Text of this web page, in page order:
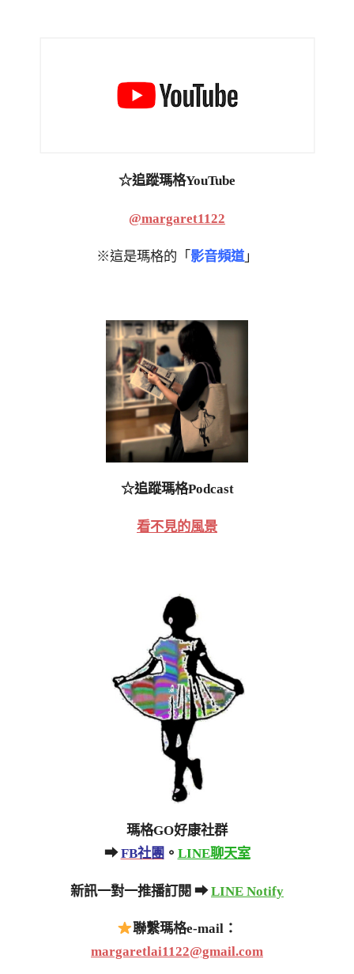
☆追蹤瑪格YouTube
@margaret1122
※這是瑪格的「 影音頻道 」
☆追蹤瑪格Podcast
看不見的風景
瑪格GO好康社群
➡FB社團 。 LINE聊天室
新訊一對一推播訂閱 ➡LINE Notify
聯繫瑪格e-mail：
margaretlai1122@gmail.com